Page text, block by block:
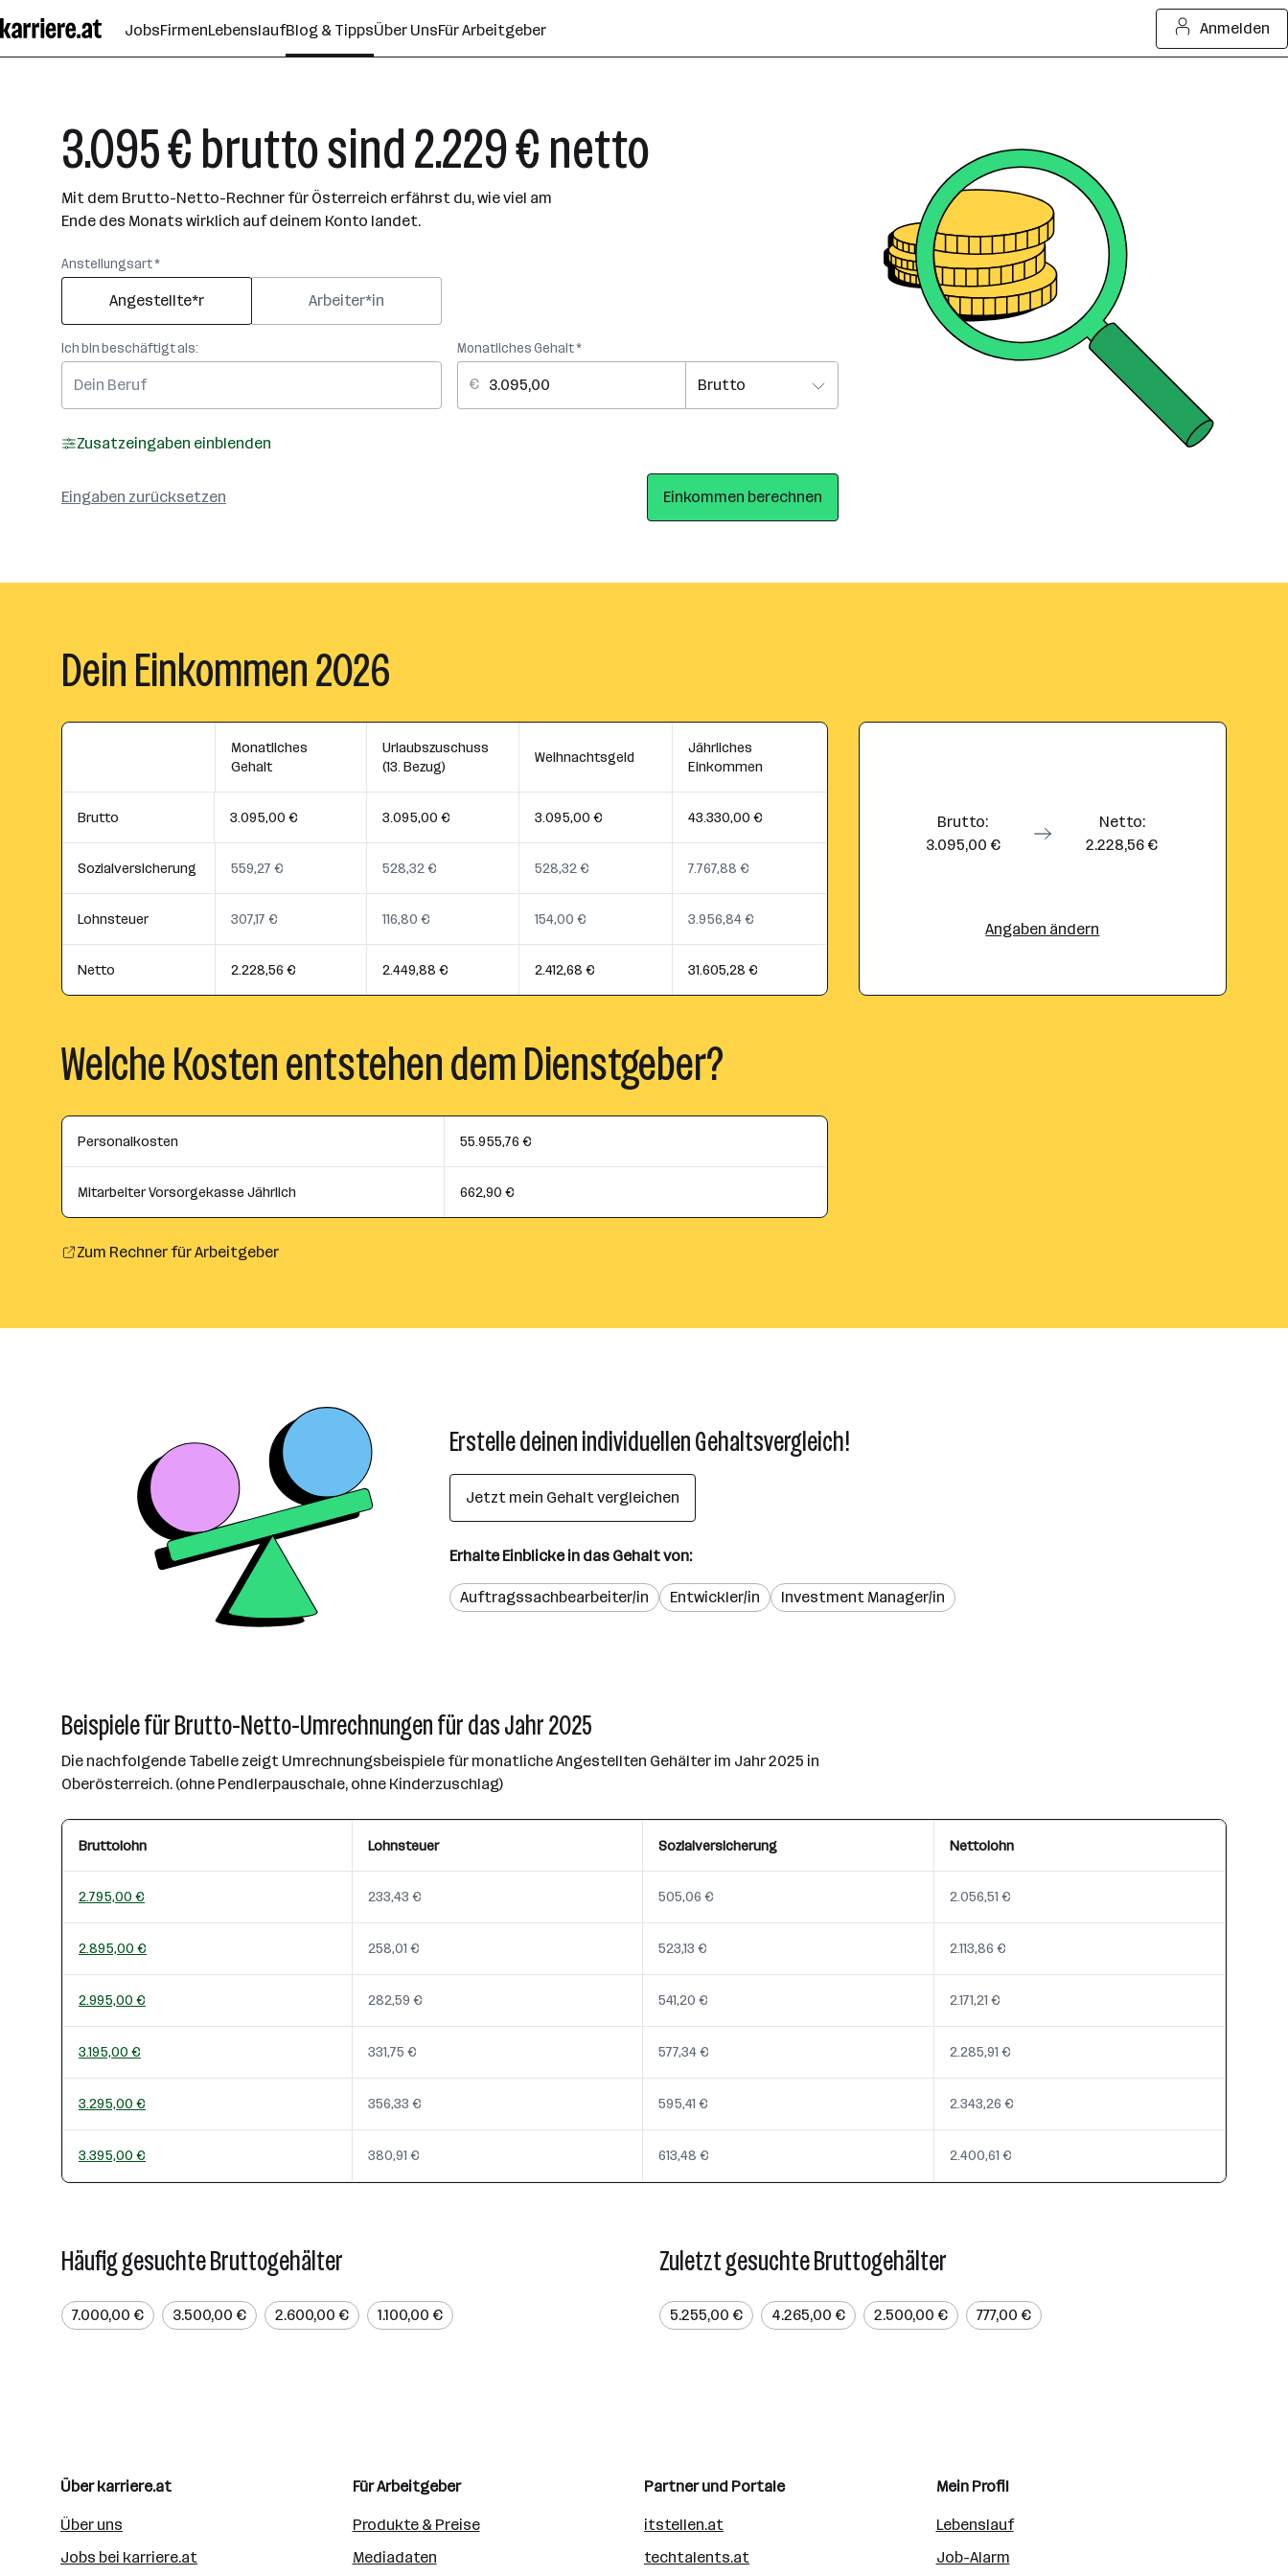
Seiteninhalt
springen
JobsFirmenLebenslaufBlog & TippsÜber UnsFür Arbeitgeber Anmelden
3.095 € brutto sind 2.229 € netto
Mit dem Brutto-Netto-Rechner für Österreich erfährst du, wie viel am
Ende des Monats wirklich auf deinem Konto landet.
Anstellungsart *
Angestellte*r Arbeiter*in
Ich bin beschäftigt als: Monatliches Gehalt *
Zusatzeingaben einblenden
Eingaben zurücksetzen Einkommen berechnen
Dein Einkommen 2026
Monatliches
Gehalt
Urlaubszuschuss
(13. Bezug)
Weihnachtsgeld
Jährliches
Einkommen
Brutto 3.095,00 € 3.095,00 € 3.095,00 € 43.330,00 €
Sozialversicherung 559,27 € 528,32 € 528,32 € 7.767,88 €
Lohnsteuer 307,17 € 116,80 € 154,00 € 3.956,84 €
Netto 2.228,56 € 2.449,88 € 2.412,68 € 31.605,28 €
Brutto:
3.095,00 €
Netto:
2.228,56 €
Angaben ändern
Welche Kosten entstehen dem Dienstgeber?
Personalkosten 55.955,76 €
Mitarbeiter Vorsorgekasse Jährlich 662,90 €
Zum Rechner für Arbeitgeber
Erstelle deinen individuellen Gehaltsvergleich!
Jetzt mein Gehalt vergleichen
Erhalte Einblicke in das Gehalt von:
Auftragssachbearbeiter/in Entwickler/in Investment Manager/in
Beispiele für Brutto-Netto-Umrechnungen für das Jahr 2025
Die nachfolgende Tabelle zeigt Umrechnungsbeispiele für monatliche Angestellten Gehälter im Jahr 2025 in
Oberösterreich. (ohne Pendlerpauschale, ohne Kinderzuschlag)
Bruttolohn Lohnsteuer Sozialversicherung Nettolohn
2.795,00 € 233,43 € 505,06 € 2.056,51 €
2.895,00 € 258,01 € 523,13 € 2.113,86 €
2.995,00 € 282,59 € 541,20 € 2.171,21 €
3.195,00 € 331,75 € 577,34 € 2.285,91 €
3.295,00 € 356,33 € 595,41 € 2.343,26 €
3.395,00 € 380,91 € 613,48 € 2.400,61 €
Häufig gesuchte Bruttogehälter
7.000,00 € 3.500,00 € 2.600,00 € 1.100,00 €
Zuletzt gesuchte Bruttogehälter
5.255,00 € 4.265,00 € 2.500,00 € 777,00 €
Über karriere.at
Über uns
Jobs bei karriere.at
Für Arbeitgeber
Produkte & Preise
Mediadaten
Partner und Portale
itstellen.at
techtalents.at
Mein Profil
Lebenslauf
Job-Alarm